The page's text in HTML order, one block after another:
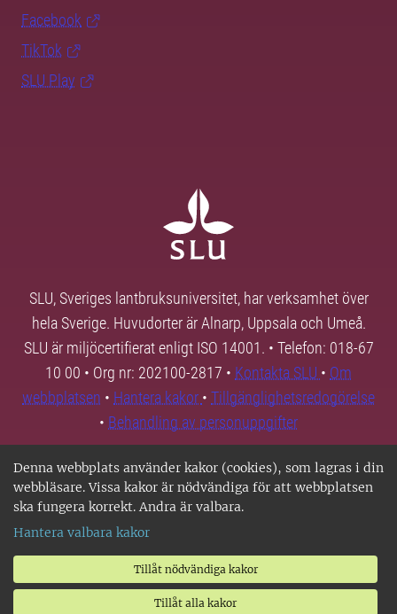
Denna webbplats använder kakor (cookies), som lagras i din
webbläsare. Vissa kakor är nödvändiga för att webbplatsen
ska fungera korrekt. Andra är valbara.
Hantera valbara kakor
Tillåt nödvändiga kakor
Tillåt alla kakor
Facebook
TikTok
SLU Play
SLU, Sveriges lantbruksuniversitet, har verksamhet över
hela Sverige. Huvudorter är Alnarp, Uppsala och Umeå.
SLU är miljöcertifierat enligt ISO 14001. • Telefon: 018-67
10 00 • Org nr: 202100-2817 • Kontakta SLU • Om
webbplatsen • Hantera kakor • Tillgänglighetsredogörelse
• Behandling av personuppgifter